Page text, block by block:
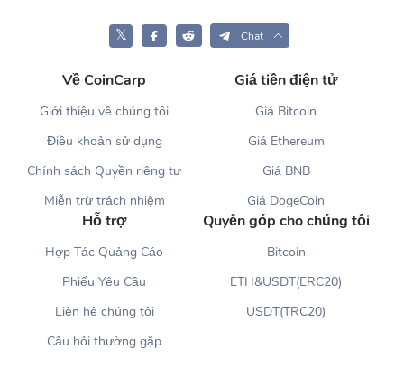
𝕏 Chat
Về CoinCarp
Giới thiệu về chúng tôi
Điều khoản sử dụng
Chính sách Quyền riêng tư
Miễn trừ trách nhiệm
Giá tiền điện tử
Giá Bitcoin
Giá Ethereum
Giá BNB
Giá DogeCoin
Hỗ trợ
Hợp Tác Quảng Cáo
Phiếu Yêu Cầu
Liên hệ chúng tôi
Câu hỏi thường gặp
Quyên góp cho chúng tôi
Bitcoin
ETH&USDT(ERC20)
USDT(TRC20)